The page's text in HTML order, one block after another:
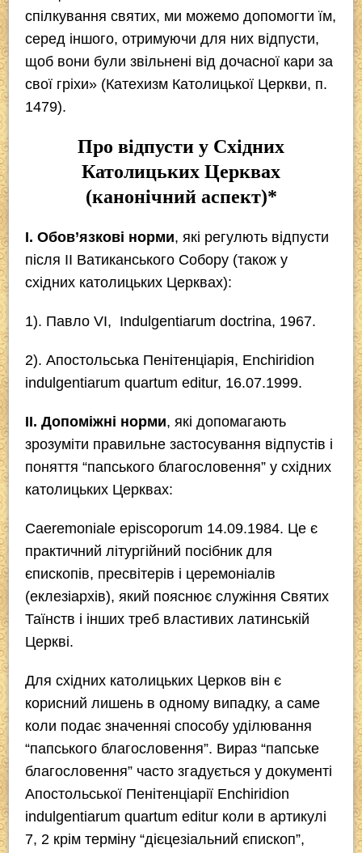
спілкування святих, ми можемо допомогти їм,
серед іншого, отримуючи для них відпусти,
щоб вони були звільнені від дочасної кари за
свої гріхи» (Катехизм Католицької Церкви, п.
1479).
Про відпусти у Східних
Католицьких Церквах
(канонічний аспект)*
І. Обов’язкові норми, які регулють відпусти
після ІІ Ватиканського Собору (також у
східних католицьких Церквах):
1). Павло VI, Indulgentiarum doctrina, 1967.
2). Апостольська Пенітенціарія, Enchiridion
indulgentiarum quartum editur, 16.07.1999.
ІІ. Допоміжні норми, які допомагають
зрозуміти правильне застосування відпустів і
поняття “папського благословення” у східних
католицьких Церквах:
Caeremoniale episcoporum 14.09.1984. Це є
практичний літургійний посібник для
єпископів, пресвітерів і церемоніалів
(еклезіархів), який пояснює служіння Святих
Таїнств і інших треб властивих латинській
Церкві.
Для східних католицьких Церков він є
корисний лишень в одному випадку, а саме
коли подає значенняі способу уділювання
“папського благословення”. Вираз “папське
благословення” часто згадується у документі
Апостольської Пенітенціарії Enchiridion
indulgentiarum quartum editur коли в артикулі
7, 2 крім терміну “дієцезіальний єпископ”,